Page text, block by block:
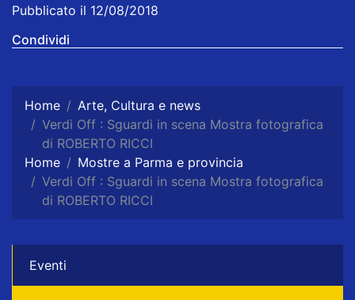
Pubblicato il 12/08/2018
Condividi
Home
Arte, Cultura e news
Verdi Off : Sguardi in scena Mostra fotografica
di ROBERTO RICCI
Home
Mostre a Parma e provincia
Verdi Off : Sguardi in scena Mostra fotografica
di ROBERTO RICCI
Eventi